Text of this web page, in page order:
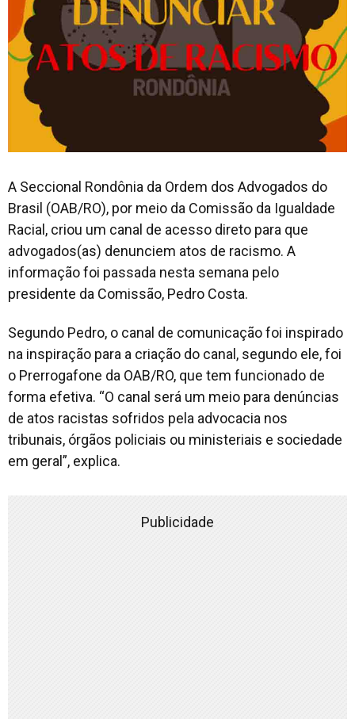
A Seccional Rondônia da Ordem dos Advogados do
Brasil (OAB/RO), por meio da Comissão da Igualdade
Racial, criou um canal de acesso direto para que
advogados(as) denunciem atos de racismo. A
informação foi passada nesta semana pelo
presidente da Comissão, Pedro Costa.
Segundo Pedro, o canal de comunicação foi inspirado
na inspiração para a criação do canal, segundo ele, foi
o Prerrogafone da OAB/RO, que tem funcionado de
forma efetiva. “O canal será um meio para denúncias
de atos racistas sofridos pela advocacia nos
tribunais, órgãos policiais ou ministeriais e sociedade
em geral”, explica.
Publicidade